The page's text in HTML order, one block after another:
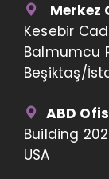
Merkez
Kesebir
Balmumcu
Beşiktaş/
ABD
Building
USA